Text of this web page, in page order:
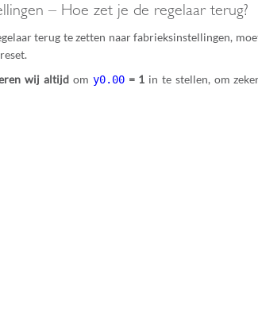
– Hoe zet je de regelaar terug?
terug te zetten naar fabrieksinstellingen,
wij altijd om y0.00 = 1 in te stellen, om